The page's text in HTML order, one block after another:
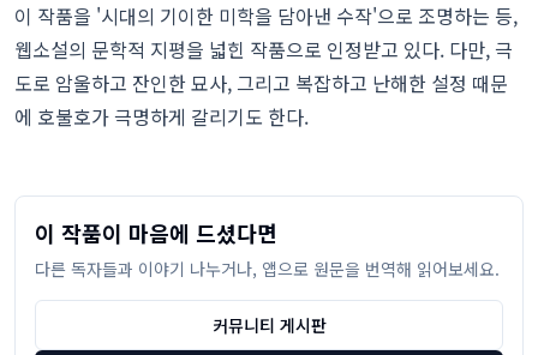
이 작품을 '시대의 기이한 미학을 담아낸 수작'으로 조명하는 등,
웹소설의 문학적 지평을 넓힌 작품으로 인정받고 있다. 다만, 극
도로 암울하고 잔인한 묘사, 그리고 복잡하고 난해한 설정 때문
에 호불호가 극명하게 갈리기도 한다.
이 작품이 마음에 드셨다면
다른 독자들과 이야기 나누거나, 앱으로 원문을 번역해 읽어보세요.
커뮤니티 게시판